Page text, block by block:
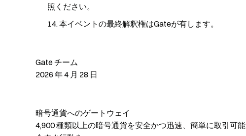
照ください。
本イベントの最終解釈権はGateが有します。
Gate チーム
2026 年 4 月 28 日
暗号通貨へのゲートウェイ
4,900 種類以上の暗号通貨を安全かつ迅速、簡単に取引可能